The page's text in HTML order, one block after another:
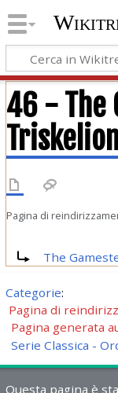
46 - The
Pagina di
The
Categorie:
Pagina di
Pagina generata
Serie Classica -
Questa pagina è